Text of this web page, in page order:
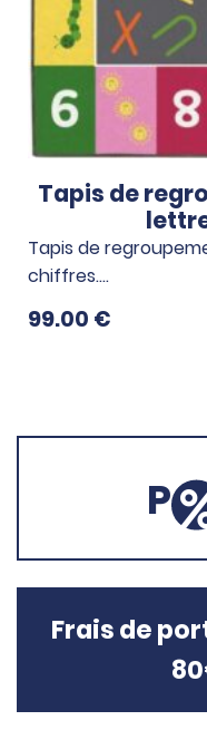
Tapis de
Tapis de
chiffres.…
99.00 €
P
Frais de